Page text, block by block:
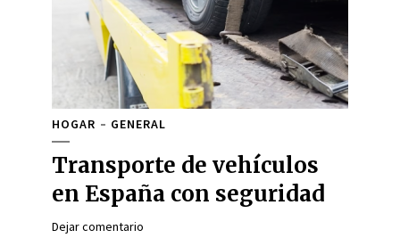
HOGAR GENERAL
Transporte de vehículos
en España con seguridad
Dejar comentario